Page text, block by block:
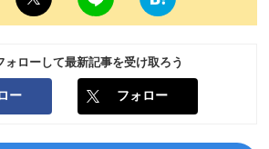
ォローして最新記事を受け取ろう
ー フォロー